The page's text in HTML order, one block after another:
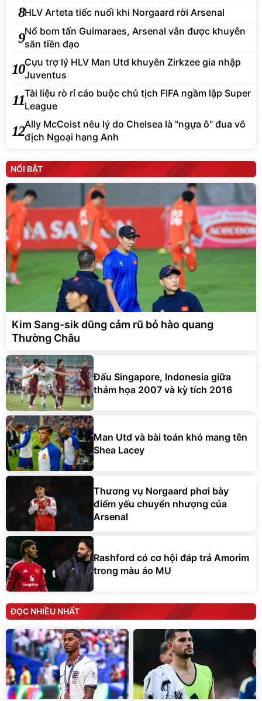
8HLV Arteta tiếc nuối khi Norgaard rời Arsenal
9Nổ bom tấn Guimaraes, Arsenal vẫn được khuyên
săn tiền đạo
10Cựu trợ lý HLV Man Utd khuyên Zirkzee gia nhập
Juventus
11Tài liệu rò rỉ cáo buộc chủ tịch FIFA ngầm lập Super
League
12Ally McCoist nêu lý do Chelsea là "ngựa ô" đua vô
địch Ngoại hạng Anh
NỔI BẬT
Kim Sang-sik dũng cảm rũ bỏ hào quang
Thường Châu
Đấu Singapore, Indonesia giữa
thảm họa 2007 và kỳ tích 2016
Man Utd và bài toán khó mang tên
Shea Lacey
Thương vụ Norgaard phơi bày
điểm yếu chuyển nhượng của
Arsenal
Rashford có cơ hội đáp trả Amorim
trong màu áo MU
ĐỌC NHIỀU NHẤT